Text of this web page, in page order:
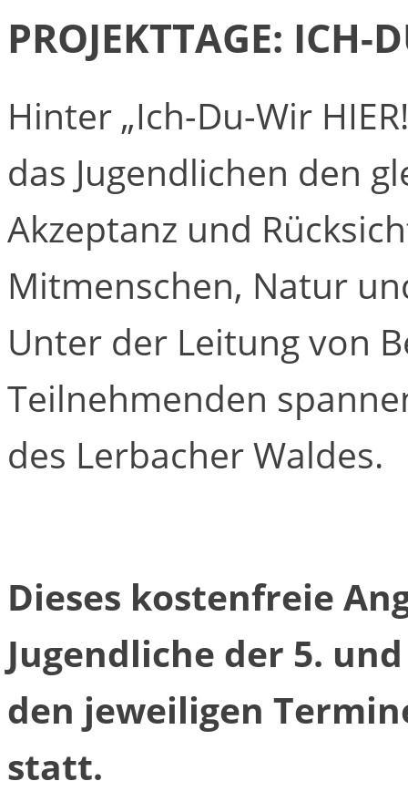
PROJEKTTAGE: ICH-
Hinter „Ich-Du-Wir
das Jugendlichen den
Akzeptanz und
Mitmenschen, Natur
Unter der Leitung von
Teilnehmenden
des Lerbacher Waldes.
Dieses kostenfreie
Jugendliche der 5.
den jeweiligen
statt.